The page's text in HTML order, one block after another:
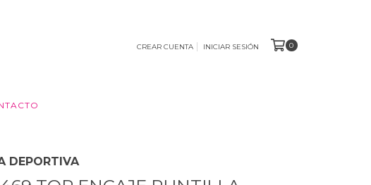
CREAR CUENTA INICIAR SESIÓN 0
DEPORTIVA